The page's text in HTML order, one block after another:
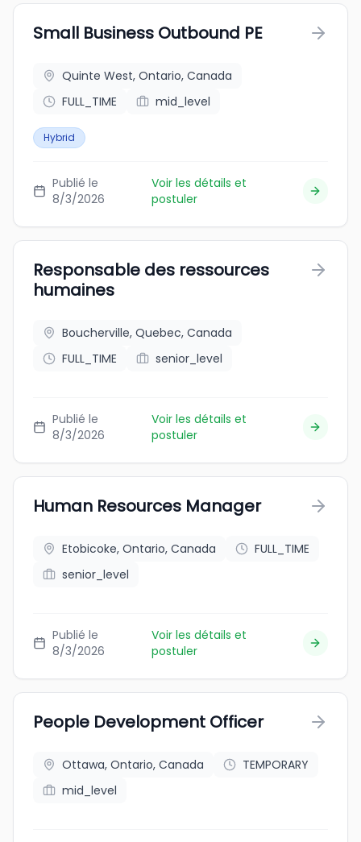
Small Business Outbound PE
Quinte West, Ontario, Canada
FULL_TIME
mid_level
Hybrid
Publié le
8/3/2026
Voir les détails et
postuler
Responsable des ressources
humaines
Boucherville, Quebec, Canada
FULL_TIME
senior_level
Publié le
8/3/2026
Voir les détails et
postuler
Human Resources Manager
Etobicoke, Ontario, Canada
FULL_TIME
senior_level
Publié le
8/3/2026
Voir les détails et
postuler
People Development Officer
Ottawa, Ontario, Canada
TEMPORARY
mid_level